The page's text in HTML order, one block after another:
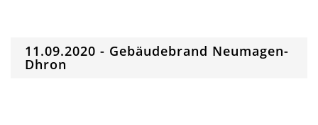
11.09.2020 - Gebäudebrand Neumagen-
Dhron